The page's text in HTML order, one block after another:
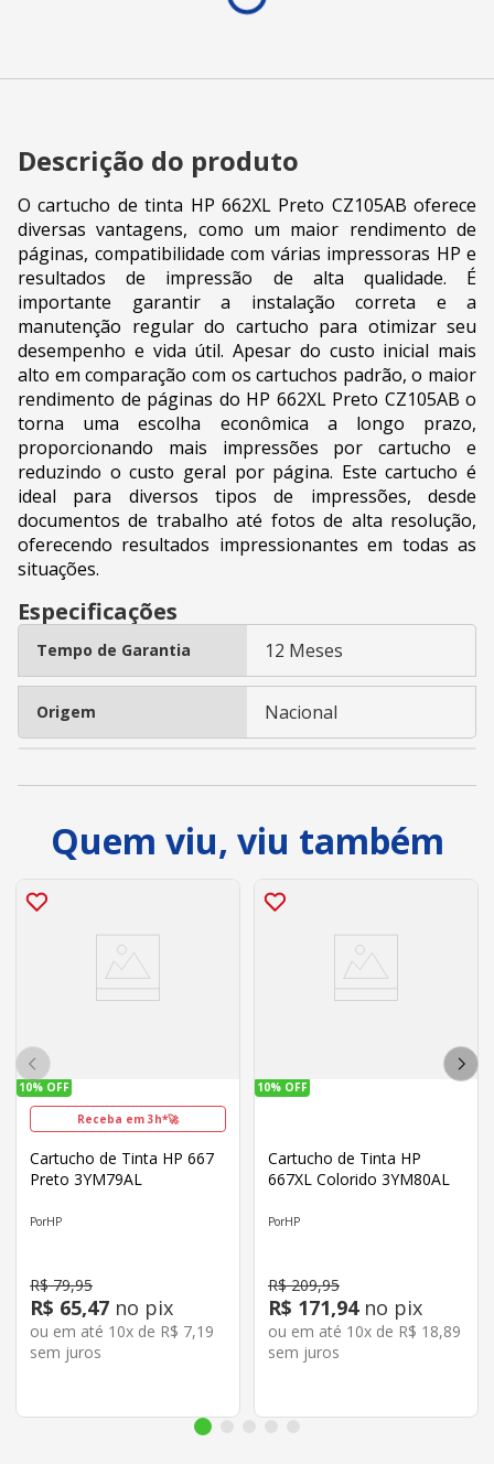
Descrição do produto
O cartucho de tinta HP 662XL Preto CZ105AB oferece
diversas vantagens, como um maior rendimento de
páginas, compatibilidade com várias impressoras HP e
resultados de impressão de alta qualidade. É
importante garantir a instalação correta e a
manutenção regular do cartucho para otimizar seu
desempenho e vida útil. Apesar do custo inicial mais
alto em comparação com os cartuchos padrão, o maior
rendimento de páginas do HP 662XL Preto CZ105AB o
torna uma escolha econômica a longo prazo,
proporcionando mais impressões por cartucho e
reduzindo o custo geral por página. Este cartucho é
ideal para diversos tipos de impressões, desde
documentos de trabalho até fotos de alta resolução,
oferecendo resultados impressionantes em todas as
situações.
Especificações
Tempo de Garantia 12 Meses
Origem Nacional
Quem viu, viu também
10% OFF
Receba em 3h*🚀
Cartucho de Tinta HP 667
Preto 3YM79AL
HP
R$ 79,95
R$ 65,47 no pix
ou em até 10x de R$ 7,19
sem juros
10% OFF
Cartucho de Tinta HP
667XL Colorido 3YM80AL
HP
R$ 209,95
R$ 171,94no pix
ou em até 10x de R$ 18,89
sem juros